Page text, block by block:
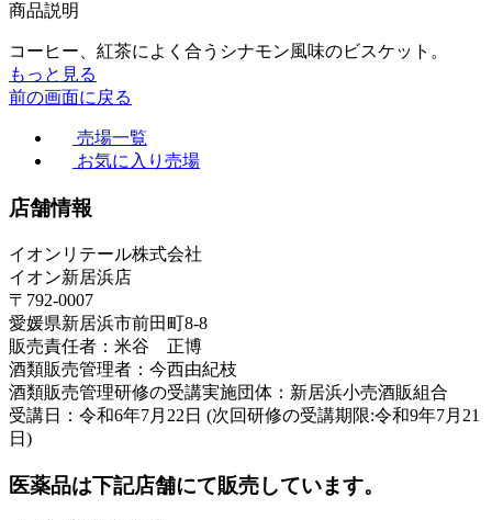
商品説明
コーヒー、紅茶によく合うシナモン風味のビスケット。
もっと見る
前の画面に戻る
売場一覧
お気に入り売場
店舗情報
イオンリテール株式会社
イオン新居浜店
〒792-0007
愛媛県新居浜市前田町8-8
販売責任者：米谷 正博
酒類販売管理者：今西由紀枝
酒類販売管理研修の受講実施団体：新居浜小売酒販組合
受講日：令和6年7月22日 (次回研修の受講期限:令和9年7月21
日)
医薬品は下記店舗にて販売しています。